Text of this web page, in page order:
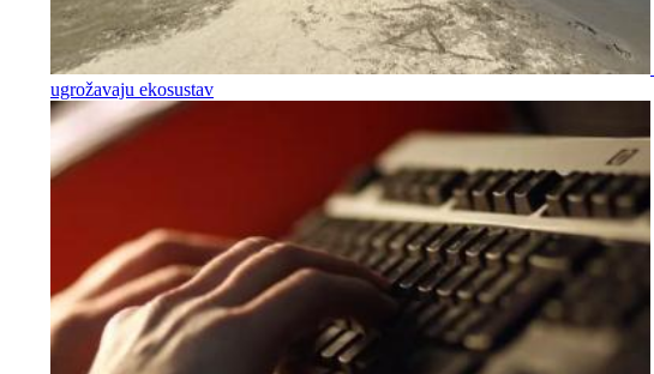
ugrožavaju ekosustav